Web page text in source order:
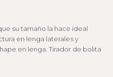
su tamaño la hace ideal
en lenga laterales y
en lenga. Tirador de bolita